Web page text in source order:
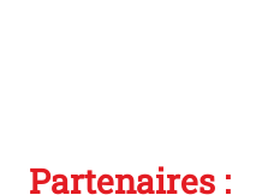
Partenaires :